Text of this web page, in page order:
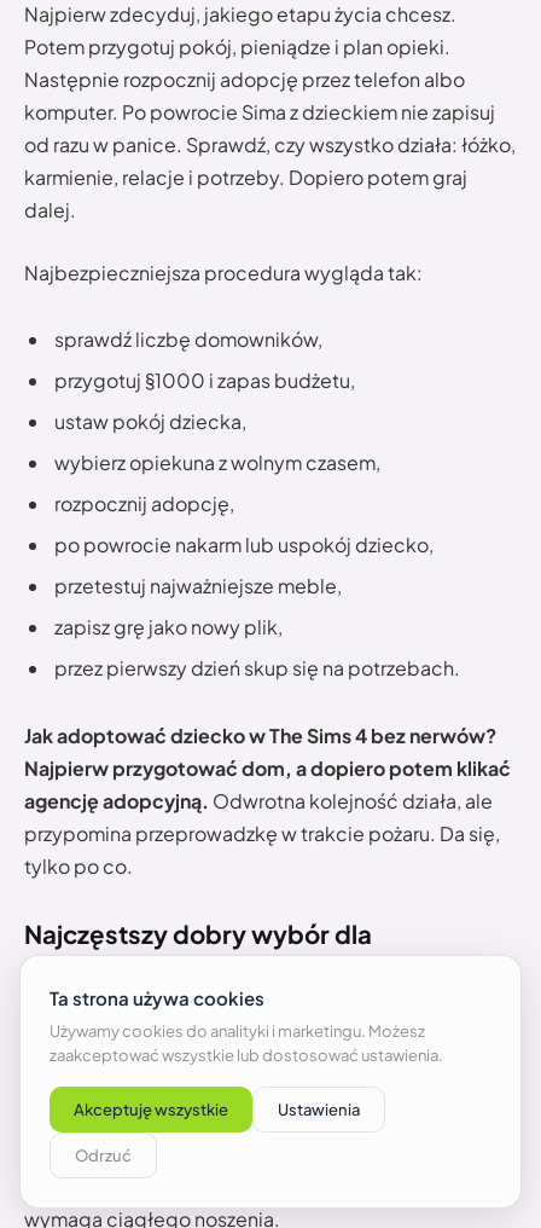
Najpierw zdecyduj, jakiego etapu życia chcesz.
Potem przygotuj pokój, pieniądze i plan opieki.
Następnie rozpocznij adopcję przez telefon albo
komputer. Po powrocie Sima z dzieckiem nie zapisuj
od razu w panice. Sprawdź, czy wszystko działa: łóżko,
karmienie, relacje i potrzeby. Dopiero potem graj
dalej.
Najbezpieczniejsza procedura wygląda tak:
sprawdź liczbę domowników,
przygotuj §1000 i zapas budżetu,
ustaw pokój dziecka,
wybierz opiekuna z wolnym czasem,
rozpocznij adopcję,
po powrocie nakarm lub uspokój dziecko,
przetestuj najważniejsze meble,
zapisz grę jako nowy plik,
przez pierwszy dzień skup się na potrzebach.
Jak adoptować dziecko w The Sims 4 bez nerwów?
Najpierw przygotować dom, a dopiero potem klikać
agencję adopcyjną. Odwrotna kolejność działa, ale
przypomina przeprowadzkę w trakcie pożaru. Da się,
tylko po co.
Najczęstszy dobry wybór dla
początkujących
Dla początkujących najlepsze jest starsze dziecko
albo małe dziecko. Niemowlę jest świetne, ale
wymaga dużo klikania i kontroli. Noworodek jest
prostszy, lecz mniej aktywny. Dziecko w wieku
szkolnym daje najwięcej samodzielności. Może spać,
jeść, chodzić do szkoły, rozwijać aspiracje i nie
wymaga ciągłego noszenia.